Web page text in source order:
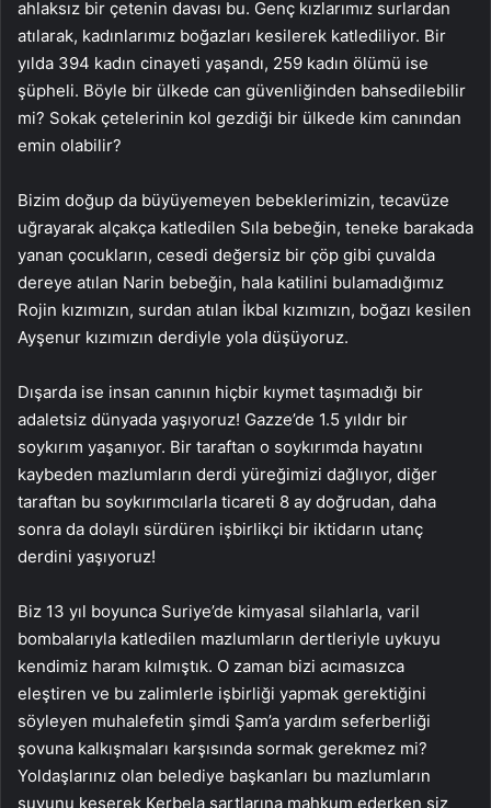
ahlaksız bir çetenin davası bu. Genç kızlarımız surlardan
atılarak, kadınlarımız boğazları kesilerek katlediliyor. Bir
yılda 394 kadın cinayeti yaşandı, 259 kadın ölümü ise
şüpheli. Böyle bir ülkede can güvenliğinden bahsedilebilir
mi? Sokak çetelerinin kol gezdiği bir ülkede kim canından
emin olabilir?
Bizim doğup da büyüyemeyen bebeklerimizin, tecavüze
uğrayarak alçakça katledilen Sıla bebeğin, teneke barakada
yanan çocukların, cesedi değersiz bir çöp gibi çuvalda
dereye atılan Narin bebeğin, hala katilini bulamadığımız
Rojin kızımızın, surdan atılan İkbal kızımızın, boğazı kesilen
Ayşenur kızımızın derdiyle yola düşüyoruz.
Dışarda ise insan canının hiçbir kıymet taşımadığı bir
adaletsiz dünyada yaşıyoruz! Gazze’de 1.5 yıldır bir
soykırım yaşanıyor. Bir taraftan o soykırımda hayatını
kaybeden mazlumların derdi yüreğimizi dağlıyor, diğer
taraftan bu soykırımcılarla ticareti 8 ay doğrudan, daha
sonra da dolaylı sürdüren işbirlikçi bir iktidarın utanç
derdini yaşıyoruz!
Biz 13 yıl boyunca Suriye’de kimyasal silahlarla, varil
bombalarıyla katledilen mazlumların dertleriyle uykuyu
kendimiz haram kılmıştık. O zaman bizi acımasızca
eleştiren ve bu zalimlerle işbirliği yapmak gerektiğini
söyleyen muhalefetin şimdi Şam’a yardım seferberliği
şovuna kalkışmaları karşısında sormak gerekmez mi?
Yoldaşlarınız olan belediye başkanları bu mazlumların
suyunu keserek Kerbela şartlarına mahkum ederken siz